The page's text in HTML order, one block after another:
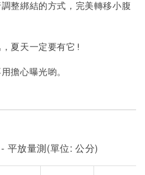
整綁結的方式，完美轉移小腹
夏天一定要有它!
擔心曝光喲。
平放量測(單位: 公分)